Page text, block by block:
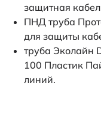
защитная
ПНД труба
для защиты
труба Эколайн
100 Пластик
линий.